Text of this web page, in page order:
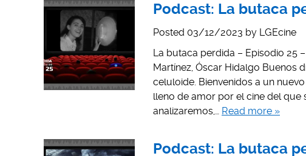
Podcast: La butaca
Posted 03/12/2023 by LGEcine
La butaca perdida – Episodio 25
Martínez, Óscar Hidalgo Buenos
celuloide. Bienvenidos a un
lleno de amor por el cine del que
analizaremos,… Read more »
Podcast: La butaca